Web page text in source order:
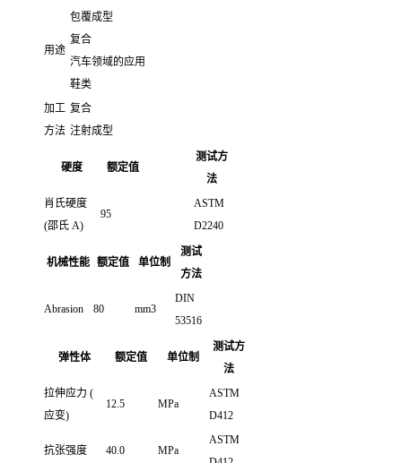
用途
包覆成型
复合
汽车领域的应用
鞋类
加工
方法
复合
注射成型
硬度 额定值
测试方
法
肖氏硬度
(邵氏 A)
95
ASTM
D2240
机械性能 额定值 单位制
测试
方法
Abrasion 80 mm3
DIN
53516
弹性体 额定值 单位制
测试方
法
拉伸应力 (
应变)
12.5 MPa
ASTM
D412
抗张强度 40.0 MPa
ASTM